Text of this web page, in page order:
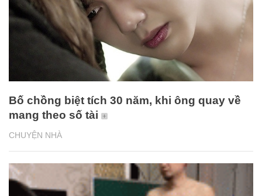
CHUYỆN NHÀ
Bố chồng biệt tích 30 năm, khi ông quay về
mang theo số tài